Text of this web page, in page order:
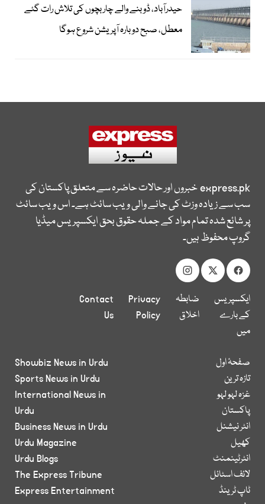
حیدرآباد، ڈوبنے والے چار بچوں کی تلاش رات گئے
معطل، صبح دوبارہ آپریشن شروع ہوگا
express.pkخبروں اور حالات حاضرہ سے متعلق پاکستان کی
سب سے زیادہ وزٹ کی جانے والی ویب سائٹ ہے۔ اس ویب سائٹ
پر شائع شدہ تمام مواد کے جملہ حقوق بحق ایکسپریس میڈیا
گروپ محفوظ ہیں۔
ایکسپریس
کے بارے
میں
ضابطہ
اخلاق
Privacy
Policy
Contact
Us
صفحۂ اول
تازہ ترین
غزہ لہو لہو
پاکستان
انٹر نیشنل
کھیل
انٹرٹینمنٹ
لائف اسٹائل
ٹاپ ٹرینڈ
Showbiz News in Urdu
Sports News in Urdu
International News in
Urdu
Business News in Urdu
Urdu Magazine
Urdu Blogs
The Express Tribune
Express Entertainment